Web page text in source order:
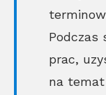
Podczas
prac,
na